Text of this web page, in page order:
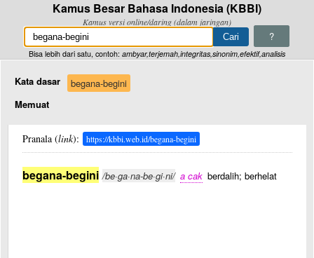
Kamus Besar Bahasa Indonesia (KBBI)
Kamus versi online/daring (dalam jaringan)
?
Bisa lebih dari satu, contoh: ambyar,terjemah,integritas,sinonim,efektif,analisis
Kata dasar
begana-begini
Memuat
Pranala (link): https://kbbi.web.id/begana-begini
begana-begini /be·ga·na-be·gi·ni/ a cak berdalih; berhelat